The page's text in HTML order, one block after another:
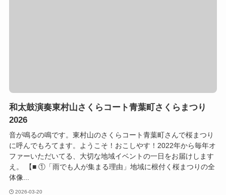
和太鼓演奏東村山さくらコート青葉町さくらまつり
2026
音が鳴るの鳴です。東村山のさくらコート青葉町さんで桜まつり
に呼んでもろてます。ようこそ！おこしやす！2022年から毎年オ
ファーいただいてる、大切な地域イベントの一日をお届けします
え。 【■ ①「雨でも人が集まる理由」地域に根付く桜まつりの全
体像...
2026-03-20